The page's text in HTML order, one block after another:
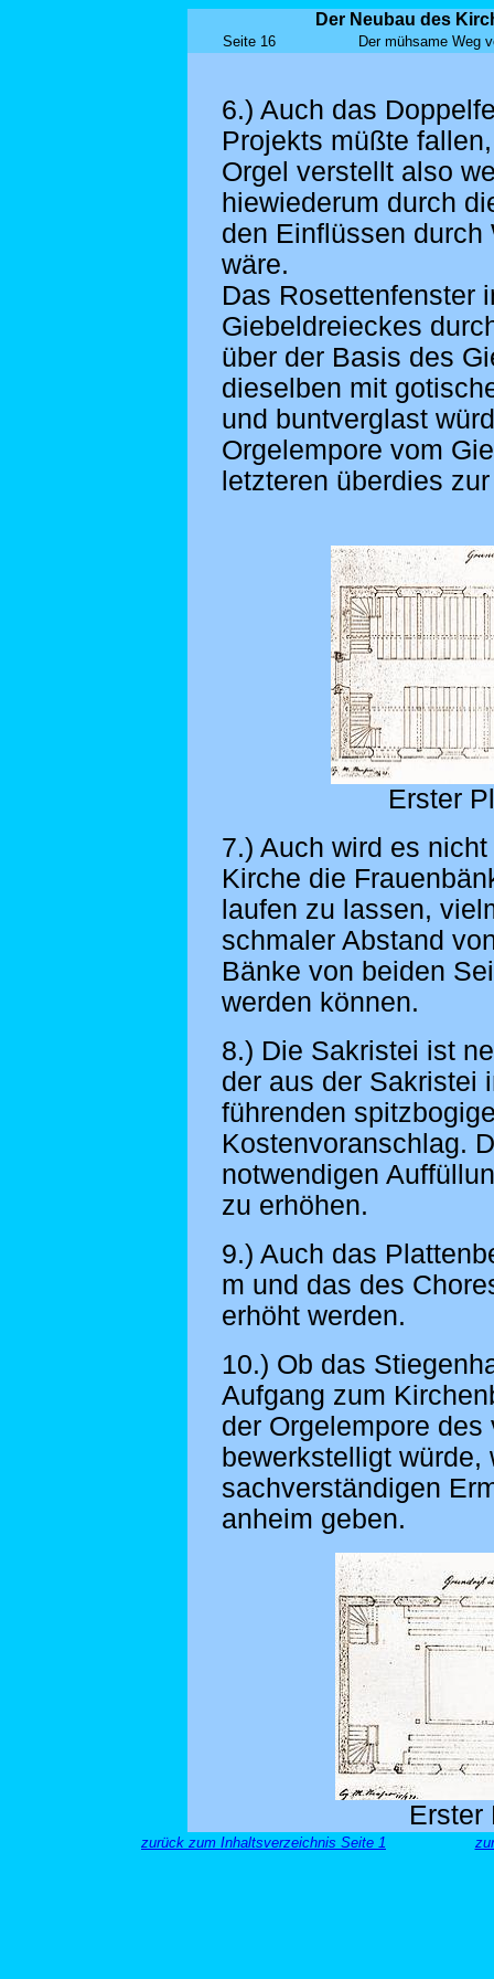
Der Neubau des
Seite 16 Der mühsame Weg
6.) Auch das
Projekts müßte
Orgel verstellt also
hiewiederum durch
den Einflüssen
wäre.
Das Rosettenfenster
Giebeldreieckes
über der Basis des
dieselben mit
und buntverglast
Orgelempore vom
letzteren überdies
Erster
7.) Auch wird es
Kirche die
laufen zu lassen,
schmaler Abstand
Bänke von beiden
werden können.
8.) Die Sakristei ist
der aus der Sakristei
führenden
Kostenvoranschlag.
notwendigen
zu erhöhen.
9.) Auch das
m und das des
erhöht werden.
10.) Ob das
Aufgang zum
der Orgelempore
bewerkstelligt würde,
sachverständigen
anheim geben.
Erster
zurück zum Inhaltsverzeichnis Seite 1